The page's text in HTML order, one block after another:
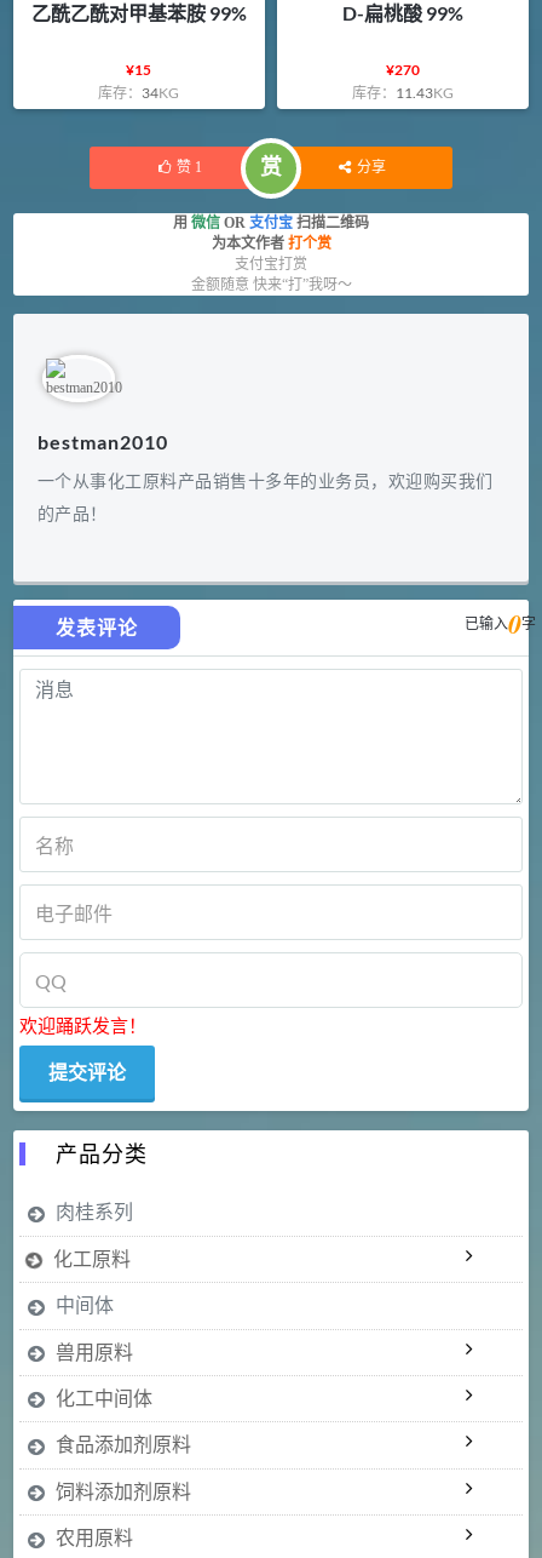
乙酰乙酰对甲基苯胺 99%
¥15
库存： 34KG
D-扁桃酸 99%
¥270
库存： 11.43KG
赞 1 赏 分享
用 微信 OR 支付宝 扫描二维码
为本文作者 打个赏
支付宝打赏
金额随意 快来“打”我呀～
bestman2010
一个从事化工原料产品销售十多年的业务员，欢迎购买我们
的产品！
发表评论 已输入0字
欢迎踊跃发言！
产品分类
肉桂系列
化工原料
中间体
兽用原料
化工中间体
食品添加剂原料
饲料添加剂原料
农用原料